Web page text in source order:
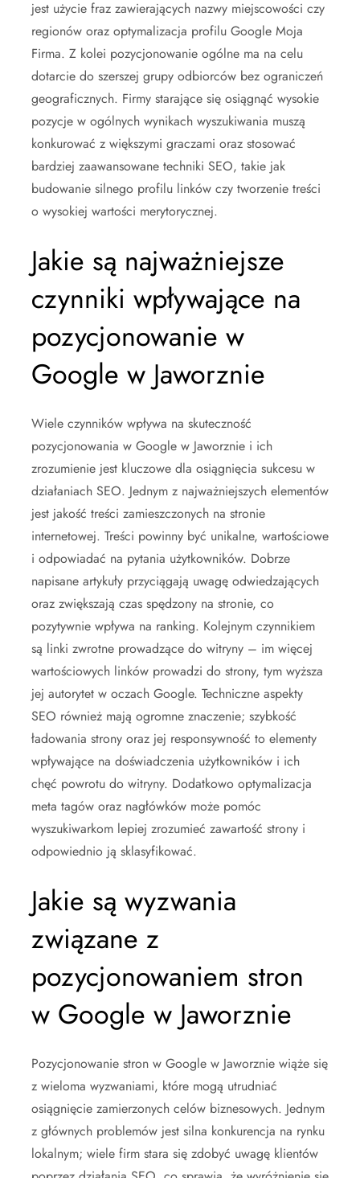
jest użycie fraz zawierających nazwy miejscowości czy
regionów oraz optymalizacja profilu Google Moja
Firma. Z kolei pozycjonowanie ogólne ma na celu
dotarcie do szerszej grupy odbiorców bez ograniczeń
geograficznych. Firmy starające się osiągnąć wysokie
pozycje w ogólnych wynikach wyszukiwania muszą
konkurować z większymi graczami oraz stosować
bardziej zaawansowane techniki SEO, takie jak
budowanie silnego profilu linków czy tworzenie treści
o wysokiej wartości merytorycznej.
Jakie są najważniejsze
czynniki wpływające na
pozycjonowanie w
Google w Jaworznie
Wiele czynników wpływa na skuteczność
pozycjonowania w Google w Jaworznie i ich
zrozumienie jest kluczowe dla osiągnięcia sukcesu w
działaniach SEO. Jednym z najważniejszych elementów
jest jakość treści zamieszczonych na stronie
internetowej. Treści powinny być unikalne, wartościowe
i odpowiadać na pytania użytkowników. Dobrze
napisane artykuły przyciągają uwagę odwiedzających
oraz zwiększają czas spędzony na stronie, co
pozytywnie wpływa na ranking. Kolejnym czynnikiem
są linki zwrotne prowadzące do witryny – im więcej
wartościowych linków prowadzi do strony, tym wyższa
jej autorytet w oczach Google. Techniczne aspekty
SEO również mają ogromne znaczenie; szybkość
ładowania strony oraz jej responsywność to elementy
wpływające na doświadczenia użytkowników i ich
chęć powrotu do witryny. Dodatkowo optymalizacja
meta tagów oraz nagłówków może pomóc
wyszukiwarkom lepiej zrozumieć zawartość strony i
odpowiednio ją sklasyfikować.
Jakie są wyzwania
związane z
pozycjonowaniem stron
w Google w Jaworznie
Pozycjonowanie stron w Google w Jaworznie wiąże się
z wieloma wyzwaniami, które mogą utrudniać
osiągnięcie zamierzonych celów biznesowych. Jednym
z głównych problemów jest silna konkurencja na rynku
lokalnym; wiele firm stara się zdobyć uwagę klientów